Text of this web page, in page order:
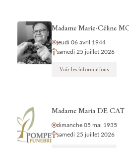
Madame Marie-Céline
jeudi 06 avril 1944
samedi 25 juillet 2026
Voir les informations
Madame Maria DE CAT
dimanche 05 mai 1935
samedi 25 juillet 2026